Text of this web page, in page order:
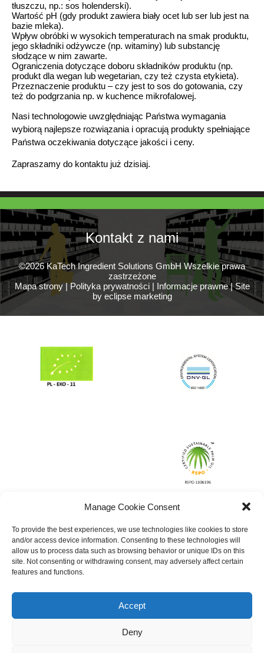
Manage Cookie Consent
To provide the best experiences, we use technologies like cookies to store
and/or access device information. Consenting to these technologies will
allow us to process data such as browsing behavior or unique IDs on this
site. Not consenting or withdrawing consent, may adversely affect certain
features and functions.
Accept
Deny
tłuszczu, np.: sos holenderski).
Wartość pH (gdy produkt zawiera biały ocet lub ser lub jest na
bazie mleka).
Wpływ obróbki w wysokich temperaturach na smak produktu,
jego składniki odżywcze (np. witaminy) lub substancję
słodzące w nim zawarte.
Ograniczenia dotyczące doboru składników produktu (np.
produkt dla wegan lub wegetarian, czy też czysta etykieta).
Przeznaczenie produktu – czy jest to sos do gotowania, czy
też do podgrzania np. w kuchence mikrofalowej.
Nasi technologowie uwzględniając Państwa wymagania
wybiorą najlepsze rozwiązania i opracują produkty spełniające
Państwa oczekiwania dotyczące jakości i ceny.
Zapraszamy do kontaktu już dzisiaj.
Kontakt z nami
©2026 KaTech Ingredient Solutions GmbH Wszelkie prawa
zastrzeżone
Mapa strony|Polityka prywatności| Informacje prawne|Site
by eclipse marketing